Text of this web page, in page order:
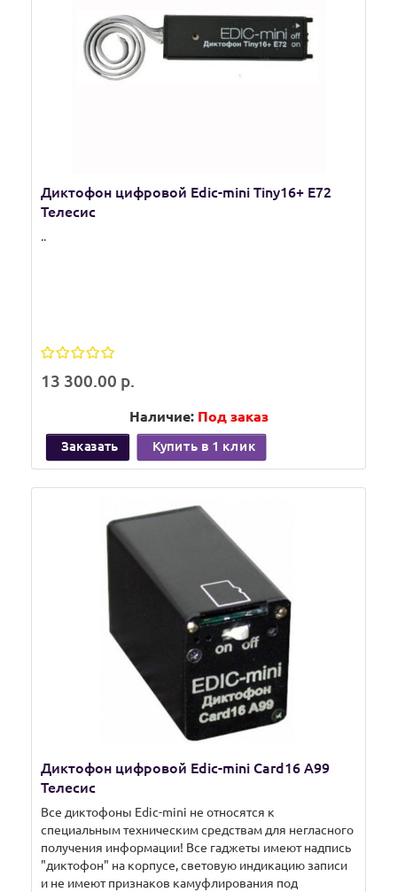
Диктофон цифровой Edic-mini Tiny16+ E72
Телесис
..
13 300.00 р.
Наличие: Под заказ
Заказать Купить в 1 клик
Диктофон цифровой Edic-mini Card16 A99
Телесис
Все диктофоны Edic-mini не относятся к
специальным техническим средствам для негласного
получения информации! Все гаджеты имеют надпись
"диктофон" на корпусе, световую индикацию записи
и не имеют признаков камуфлирования под